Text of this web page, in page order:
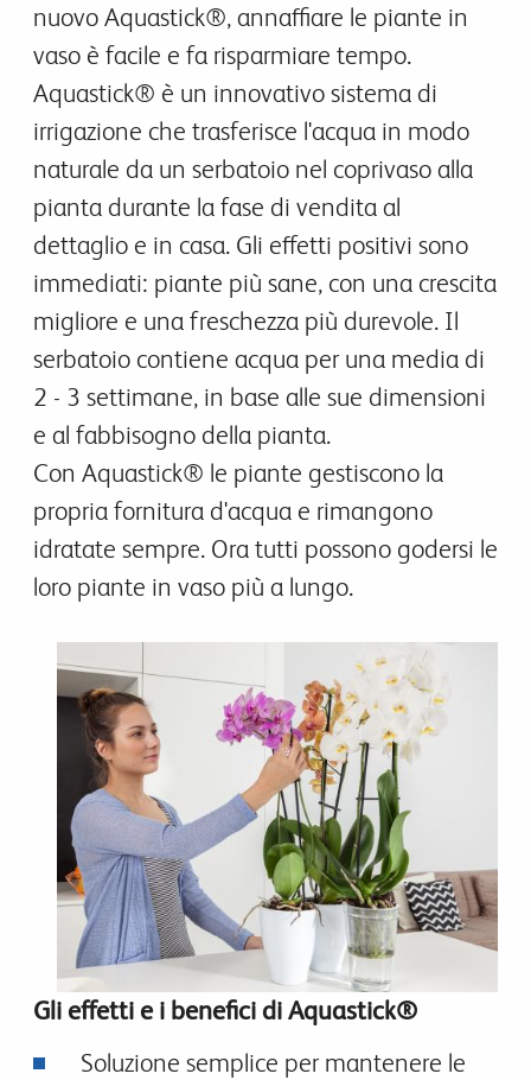
nuovo Aquastick®, annaffiare le piante in
vaso è facile e fa risparmiare tempo.
Aquastick® è un innovativo sistema di
irrigazione che trasferisce l'acqua in modo
naturale da un serbatoio nel coprivaso alla
pianta durante la fase di vendita al
dettaglio e in casa. Gli effetti positivi sono
immediati: piante più sane, con una crescita
migliore e una freschezza più durevole. Il
serbatoio contiene acqua per una media di
2 - 3 settimane, in base alle sue dimensioni
e al fabbisogno della pianta.
Con Aquastick® le piante gestiscono la
propria fornitura d'acqua e rimangono
idratate sempre. Ora tutti possono godersi le
loro piante in vaso più a lungo.
Gli effetti e i benefici di Aquastick®
Soluzione semplice per mantenere le